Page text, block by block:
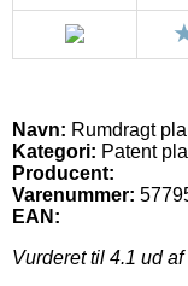
Navn: Rumdragt
Kategori: Patent
Producent:
Varenummer:
EAN:
Vurderet til 4.1 ud af